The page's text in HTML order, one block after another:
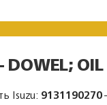
Isuzu: 9131190270